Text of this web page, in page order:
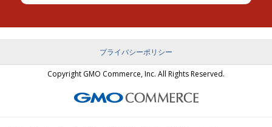
プライバシーポリシー
Copyright GMO Commerce, Inc. All Rights Reserved.